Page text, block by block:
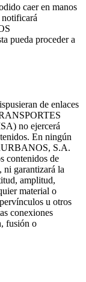
caer en manos
notificará
pueda proceder a
de enlaces
no ejercerá
En ningún
S.A.
contenidos de
ni garantizará la
amplitud,
material o
u otros
conexiones
fusión o